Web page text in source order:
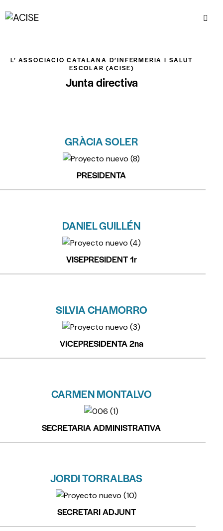
L’ ASSOCIACIÓ CATALANA D’INFERMERIA I SALUT
ESCOLAR (ACISE)
Junta directiva
GRÀCIA SOLER
PRESIDENTA
DANIEL GUILLÉN
VISEPRESIDENT 1r
SILVIA CHAMORRO
VICEPRESIDENTA 2na
CARMEN MONTALVO
SECRETARIA ADMINISTRATIVA
JORDI TORRALBAS
SECRETARI ADJUNT